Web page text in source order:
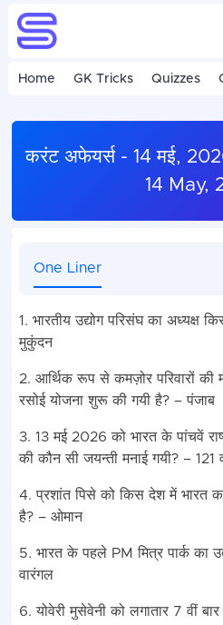
Home GK Tricks Quizzes
करंट अफेयर्स - 14 मई,
14 May,
One Liner
1. भारतीय उद्योग परिसंघ का अध्यक्ष
मुकुंदन
2. आर्थिक रूप से कमज़ोर परिवारों की
रसोई योजना शुरू की गयी है? – पंजाब
3. 13 मई 2026 को भारत के पांचवें
की कौन सी जयन्ती मनाई गयी? – 121
4. प्रशांत पिसे को किस देश में भारत
है? – ओमान
5. भारत के पहले PM मित्र पार्क का
वारंगल
6. योवेरी मुसेवेनी को लगातार 7 वीं